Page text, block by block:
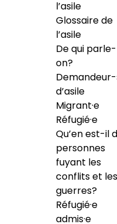
l’asile
Glossaire de
l’asile
De qui
on?
d’asile
Migrant·e
Réfugié·e
Qu’en est-il
personnes
fuyant les
conflits et les
guerres?
Réfugié·e
admis·e